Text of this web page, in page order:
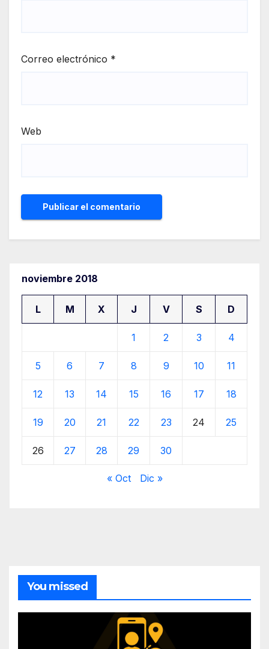
Correo electrónico *
Web
noviembre 2018
L M X J V S D
1 2 3 4
5 6 7 8 9 10 11
12 13 14 15 16 17 18
19 20 21 22 23 24 25
26 27 28 29 30
« Oct Dic »
You missed